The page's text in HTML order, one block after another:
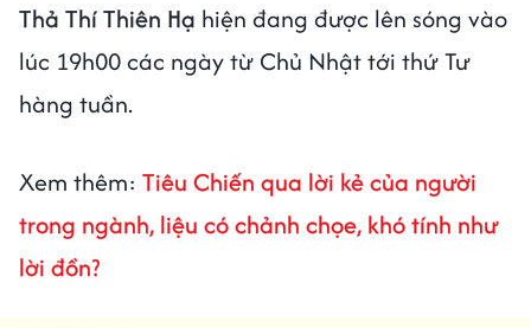
Thả Thí Thiên Hạ hiện đang được lên sóng vào
lúc 19h00 các ngày từ Chủ Nhật tới thứ Tư
hàng tuần.
Xem thêm: Tiêu Chiến qua lời kẻ của người
trong ngành, liệu có chảnh chọe, khó tính như
lời đồn?